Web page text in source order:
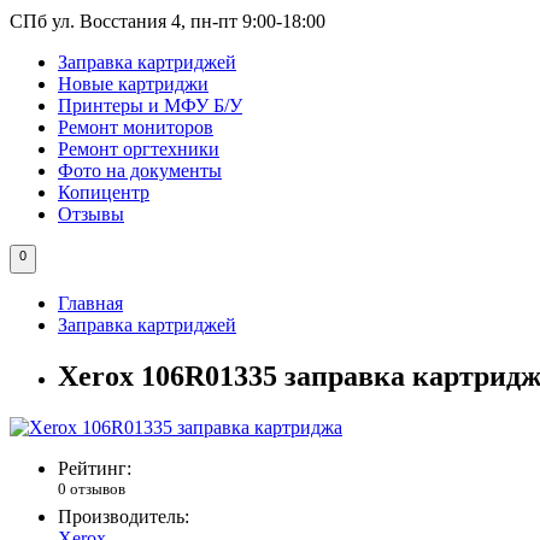
СПб ул. Восстания 4, пн-пт 9:00-18:00
Заправка картриджей
Новые картриджи
Принтеры и МФУ Б/У
Ремонт мониторов
Ремонт оргтехники
Фото на документы
Копицентр
Отзывы
0
Главная
Заправка картриджей
Xerox 106R01335 заправка
Рейтинг:
0 отзывов
Производитель: